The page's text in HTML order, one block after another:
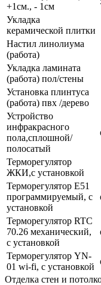
+1см., - 1см
Укладка
керамической плитки
Настил линолиума
(работа)
Укладка ламината
(работа) пол/стены
Установка плинтуса
(работа) пвх /дерево
Устройство
инфракрасного
пола,сплошной/
полосатый
Терморегулятор
ЖКИ,с установкой
Терморегулятор Е51
программируемый, с
установкой
Терморегулятор RTC
70.26 механический,
с установкой
Терморегулятор YN-
01 wi-fi, с установкой
Отделка стен и